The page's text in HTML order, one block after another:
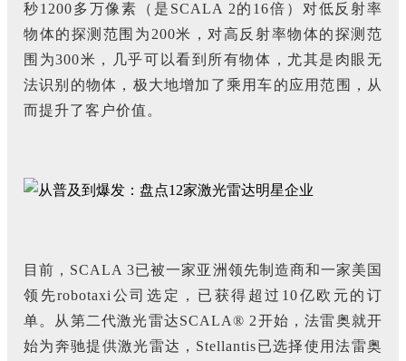
秒1200多万像素（是SCALA 2的16倍）对低反射率
物体的探测范围为200米，对高反射率物体的探测范
围为300米，几乎可以看到所有物体，尤其是肉眼无
法识别的物体，极大地增加了乘用车的应用范围，从
而提升了客户价值。
目前，SCALA 3已被一家亚洲领先制造商和一家美国
领先robotaxi公司选定，已获得超过10亿欧元的订
单。从第二代激光雷达SCALA® 2开始，法雷奥就开
始为奔驰提供激光雷达，Stellantis已选择使用法雷奥